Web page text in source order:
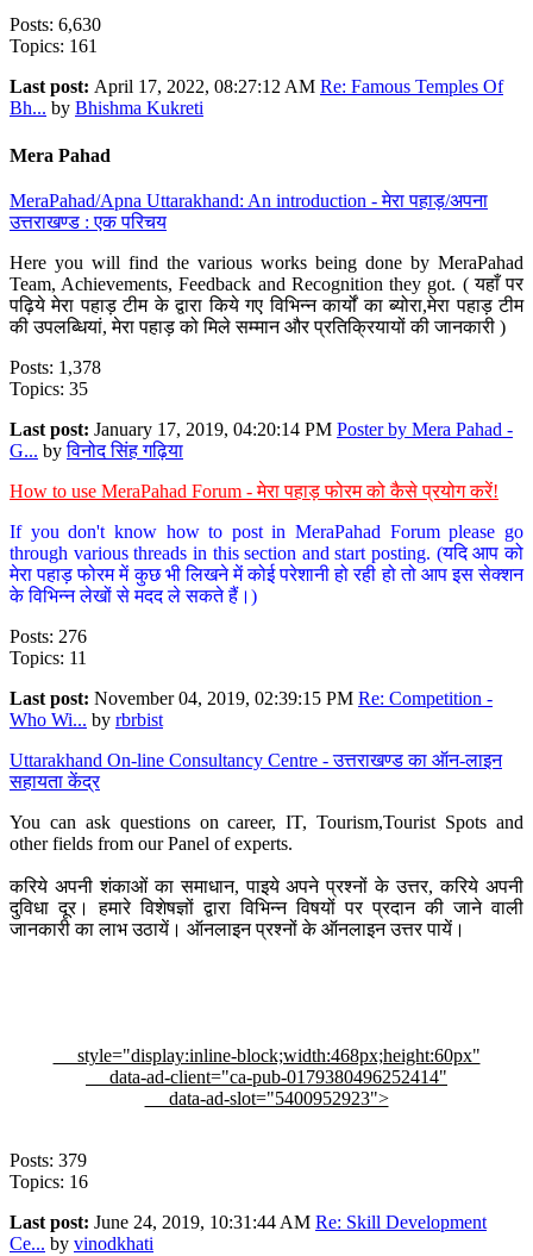
Posts: 6,630
Topics: 161
Last post: April 17, 2022, 08:27:12 AM Re: Famous Temples Of
Bh... by Bhishma Kukreti
Mera Pahad
MeraPahad/Apna Uttarakhand: An introduction - मेरा पहाड़/अपना
उत्तराखण्ड : एक परिचय
Here you will find the various works being done by MeraPahad
Team, Achievements, Feedback and Recognition they got. ( यहाँ पर
पढ़िये मेरा पहाड़ टीम के द्वारा किये गए विभिन्न कार्यों का ब्योरा,मेरा पहाड़ टीम
की उपलब्धियां, मेरा पहाड़ को मिले सम्मान और प्रतिक्रियायों की जानकारी )
Posts: 1,378
Topics: 35
Last post: January 17, 2019, 04:20:14 PM Poster by Mera Pahad -
G... byविनोद सिंह गढ़िया
How to use MeraPahad Forum - मेरा पहाड़ फोरम को कैसे प्रयोग करें!
If you don't know how to post in MeraPahad Forum please go
through various threads in this section and start posting. (यदि आप को
मेरा पहाड़ फोरम में कुछ भी लिखने में कोई परेशानी हो रही हो तो आप इस सेक्शन
के विभिन्न लेखों से मदद ले सकते हैं।)
Posts: 276
Topics: 11
Last post: November 04, 2019, 02:39:15 PM Re: Competition -
Who Wi... by rbrbist
Uttarakhand On-line Consultancy Centre - उत्तराखण्ड का ऑन-लाइन
सहायता केंद्र
You can ask questions on career, IT, Tourism,Tourist Spots and
other fields from our Panel of experts.
करिये अपनी शंकाओं का समाधान, पाइये अपने प्रश्नों के उत्तर, करिये अपनी
दुविधा दूर। हमारे विशेषज्ञों द्वारा विभिन्न विषयों पर प्रदान की जाने वाली
जानकारी का लाभ उठायें। ऑनलाइन प्रश्नों के ऑनलाइन उत्तर पायें।
style="display:inline-block;width:468px;height:60px"
data-ad-client="ca-pub-0179380496252414"
data-ad-slot="5400952923">
Posts: 379
Topics: 16
Last post: June 24, 2019, 10:31:44 AM Re: Skill Development
Ce... by vinodkhati